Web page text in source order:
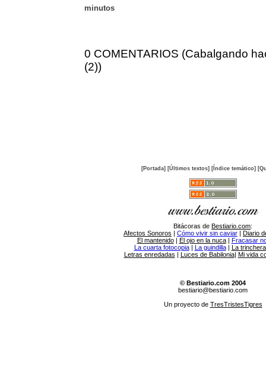
minutos
0 COMENTARIOS (Cabalgando
(2))
[Portada] [Últimos textos] [Índice temático]
Bitácoras de Bestiario.com:
Afectos Sonoros | Cómo vivir sin caviar | Diario
El mantenido| El ojo en la nuca| Fracasar
La cuarta fotocopia| La guindilla| La
Letras enredadas | Luces de Babilonia| Mi vida
© Bestiario.com 2004
bestiario@bestiario.com
Un proyecto de TresTristesTigres